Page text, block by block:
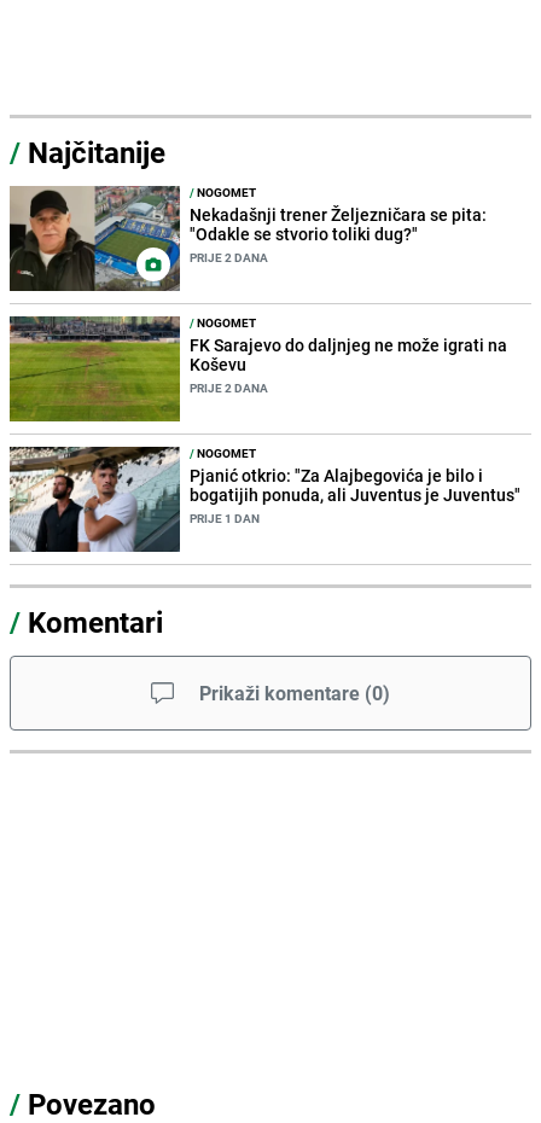
/ Najčitanije
/NOGOMET
Nekadašnji trener Željezničara se pita:
"Odakle se stvorio toliki dug?"
PRIJE 2 DANA
/NOGOMET
FK Sarajevo do daljnjeg ne može igrati na
Koševu
PRIJE 2 DANA
/NOGOMET
Pjanić otkrio: "Za Alajbegovića je bilo i
bogatijih ponuda, ali Juventus je Juventus"
PRIJE 1 DAN
/ Komentari
Prikaži komentare (0)
/ Povezano